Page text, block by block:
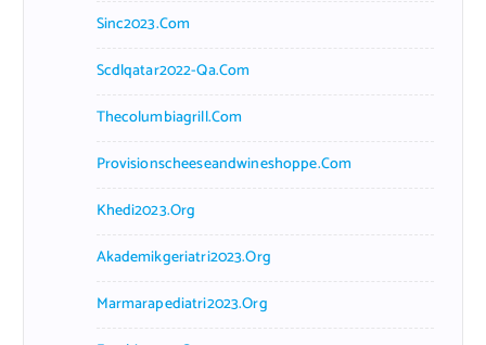
Sinc2023.com
Scdlqatar2022-Qa.com
Thecolumbiagrill.com
Provisionscheeseandwineshoppe.com
Khedi2023.org
Akademikgeriatri2023.org
Marmarapediatri2023.org